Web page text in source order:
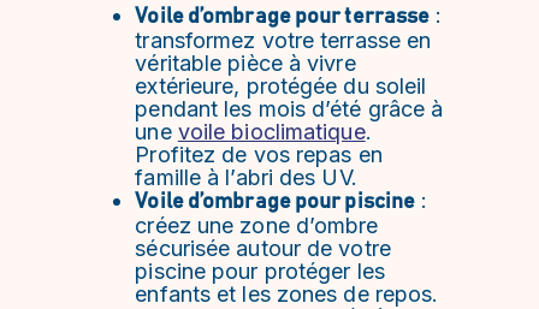
Voile d’ombrage pour terrasse :
transformez votre terrasse en
véritable pièce à vivre
extérieure, protégée du soleil
pendant les mois d’été grâce à
une voile bioclimatique.
Profitez de vos repas en
famille à l’abri des UV.
Voile d’ombrage pour piscine :
créez une zone d’ombre
sécurisée autour de votre
piscine pour protéger les
enfants et les zones de repos.